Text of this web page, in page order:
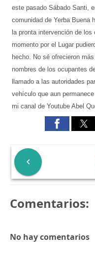
este pasado Sábado Santi,
comunidad de Yerba Buena
la pronta intervención de
momento por el Lugar
hecho. No sé ofrecieron
nombres de los ocupantes
llamado a las autoridades
vehículo que aun
mi canal de Youtube Abel

Comentarios:
No hay comentarios